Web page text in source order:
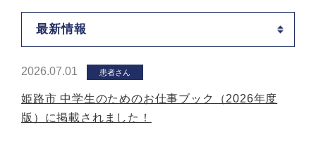
最新情報
2026.07.01 患者さん
姫路市 中学生のためのお仕事ブック（2026年度
版）に掲載されました！